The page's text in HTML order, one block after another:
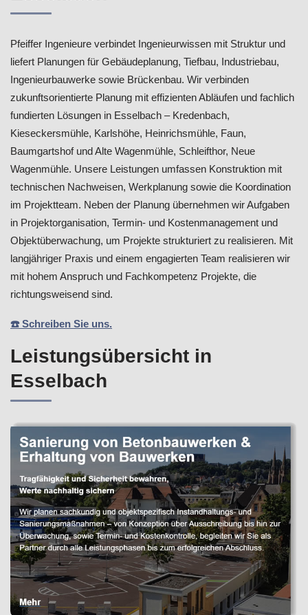
Pfeiffer Ingenieure verbindet Ingenieurwissen mit Struktur und
liefert Planungen für Gebäudeplanung, Tiefbau, Industriebau,
Ingenieurbauwerke sowie Brückenbau. Wir verbinden
zukunftsorientierte Planung mit effizienten Abläufen und fachlich
fundierten Lösungen in Esselbach – Kredenbach,
Kieseckersmühle, Karlshöhe, Heinrichsmühle, Faun,
Baumgartshof und Alte Wagenmühle, Schleifthor, Neue
Wagenmühle. Unsere Leistungen umfassen Konstruktion mit
technischen Nachweisen, Werkplanung sowie die Koordination
im Projektteam. Neben der Planung übernehmen wir Aufgaben
in Projektorganisation, Termin- und Kostenmanagement und
Objektüberwachung, um Projekte strukturiert zu realisieren. Mit
langjähriger Praxis und einem engagierten Team realisieren wir
mit hohem Anspruch und Fachkompetenz Projekte, die
richtungsweisend sind.
☎️ Schreiben Sie uns.
Leistungsübersicht in
Esselbach